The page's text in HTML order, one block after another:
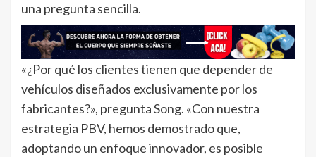
una pregunta sencilla.
«¿Por qué los clientes tienen que depender de
vehículos diseñados exclusivamente por los
fabricantes?», pregunta Song. «Con nuestra
estrategia PBV, hemos demostrado que,
adoptando un enfoque innovador, es posible